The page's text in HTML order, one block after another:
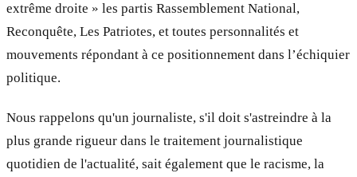
extrême droite » les partis Rassemblement National,
Reconquête, Les Patriotes, et toutes personnalités et
mouvements répondant à ce positionnement dans l’échiquier
politique.
Nous rappelons qu'un journaliste, s'il doit s'astreindre à la
plus grande rigueur dans le traitement journalistique
quotidien de l'actualité, sait également que le racisme, la